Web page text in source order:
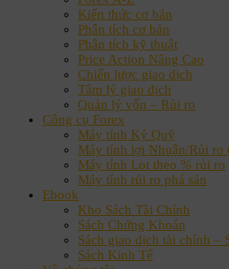
Kiến thức cơ bản
Phân tích cơ bản
Phân tích kỹ thuật
Price Action Nâng Cao
Chiến lược giao dịch
Tâm lý giao dịch
Quản lý vốn – Rủi ro
Công cụ Forex
Máy tính Ký Quỹ
Máy tính lợi Nhuận/Rủi ro
Máy tính Lot theo % rủi ro
Máy tính rủi ro phá sản
Ebook
Kho Sách Tài Chính
Sách Chứng Khoán
Sách giao dịch tài chính –
Sách Kinh Tế